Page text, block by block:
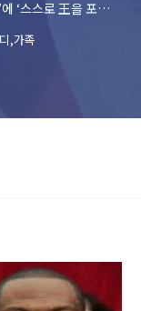
,가족